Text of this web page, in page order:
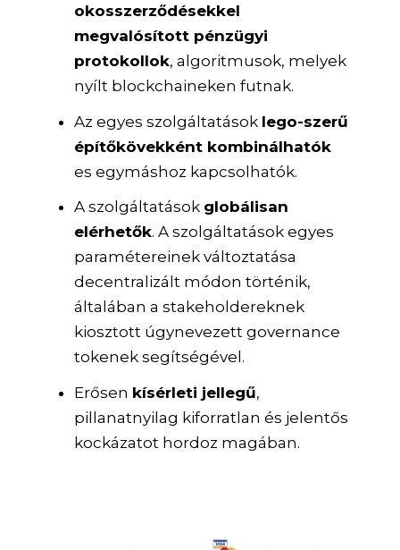
okosszerződésekkel
megvalósított pénzügyi
protokollok, algoritmusok, melyek
nyílt blockchaineken futnak.
Az egyes szolgáltatások lego-szerű
építőkövekként kombinálhatók
es egymáshoz kapcsolhatók.
A szolgáltatások globálisan
elérhetők. A szolgáltatások egyes
paramétereinek változtatása
decentralizált módon történik,
általában a stakeholdereknek
kiosztott úgynevezett governance
tokenek segítségével.
Erősen kísérleti jellegű,
pillanatnyilag kiforratlan és jelentős
kockázatot hordoz magában.